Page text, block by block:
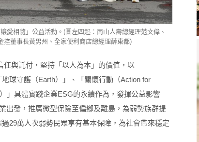
愛相隨」公益活動。(圖左四起：南山人壽總經理范文偉、
董事長黃男州、全家便利商店總經理薛東都)
與託付，堅持「以人為本」的價值，以
球守護（Earth）」、「關懷行動（Action for
」具體實踐企業ESG的永續作為，發揮公益影響
出發，推廣微型保險至偏鄉及離島，為弱勢族群提
29萬人次弱勢民眾享有基本保障，為社會帶來穩定